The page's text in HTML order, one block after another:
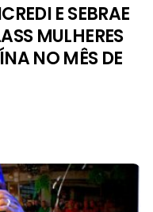
E SEBRAE
MULHERES
NO MÊS DE